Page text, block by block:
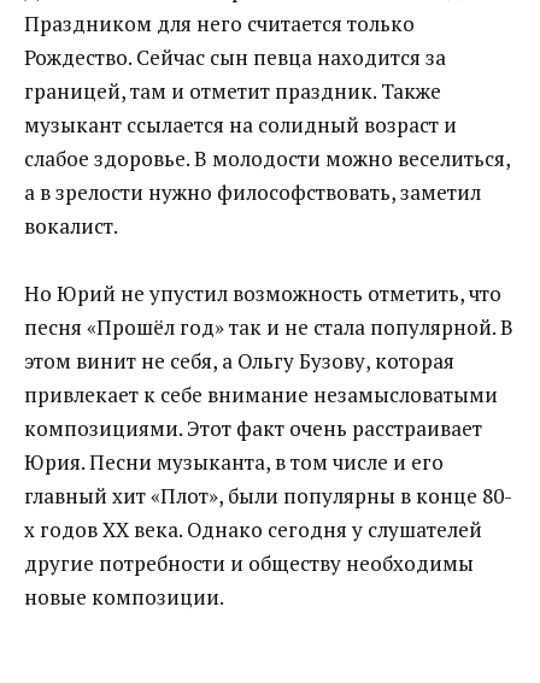
Праздником для него считается только
Рождество. Сейчас сын певца находится за
границей, там и отметит праздник. Также
музыкант ссылается на солидный возраст и
слабое здоровье. В молодости можно веселиться,
а в зрелости нужно философствовать, заметил
вокалист.
Но Юрий не упустил возможность отметить, что
песня «Прошёл год» так и не стала популярной. В
этом винит не себя, а Ольгу Бузову, которая
привлекает к себе внимание незамысловатыми
композициями. Этот факт очень расстраивает
Юрия. Песни музыканта, в том числе и его
главный хит «Плот», были популярны в конце 80-
х годов XX века. Однако сегодня у слушателей
другие потребности и обществу необходимы
новые композиции.